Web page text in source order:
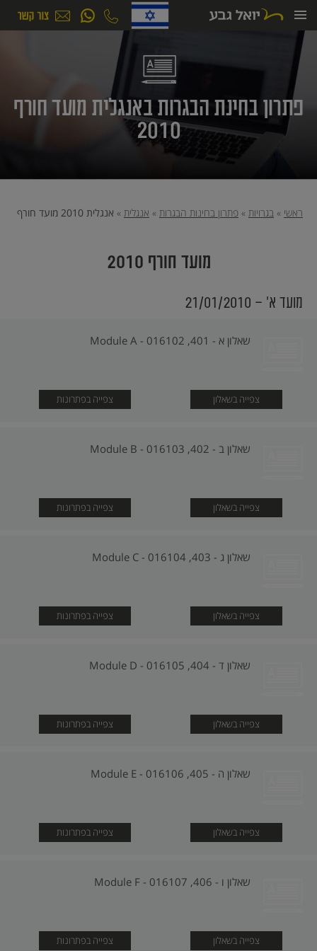
לתוכן
פתרון בחינת הבגרות באנגלית מועד חורף
2010
ראשי » בגרויות » פתרון בחינות הבגרות » אנגלית » אנגלית 2010 מועד חורף
מועד חורף 2010
מועד א׳ - 21/01/2010
שאלון א - 401, 016102 - Module A
צפייה בשאלון צפייה בפתרונות
שאלון ב - 402, 016103 - Module B
צפייה בשאלון צפייה בפתרונות
שאלון ג - 403, 016104 - Module C
צפייה בשאלון צפייה בפתרונות
שאלון ד - 404, 016105 - Module D
צפייה בשאלון צפייה בפתרונות
שאלון ה - 405, 016106 - Module E
צפייה בשאלון צפייה בפתרונות
שאלון ו - 406, 016107 - Module F
צפייה בשאלון צפייה בפתרונות